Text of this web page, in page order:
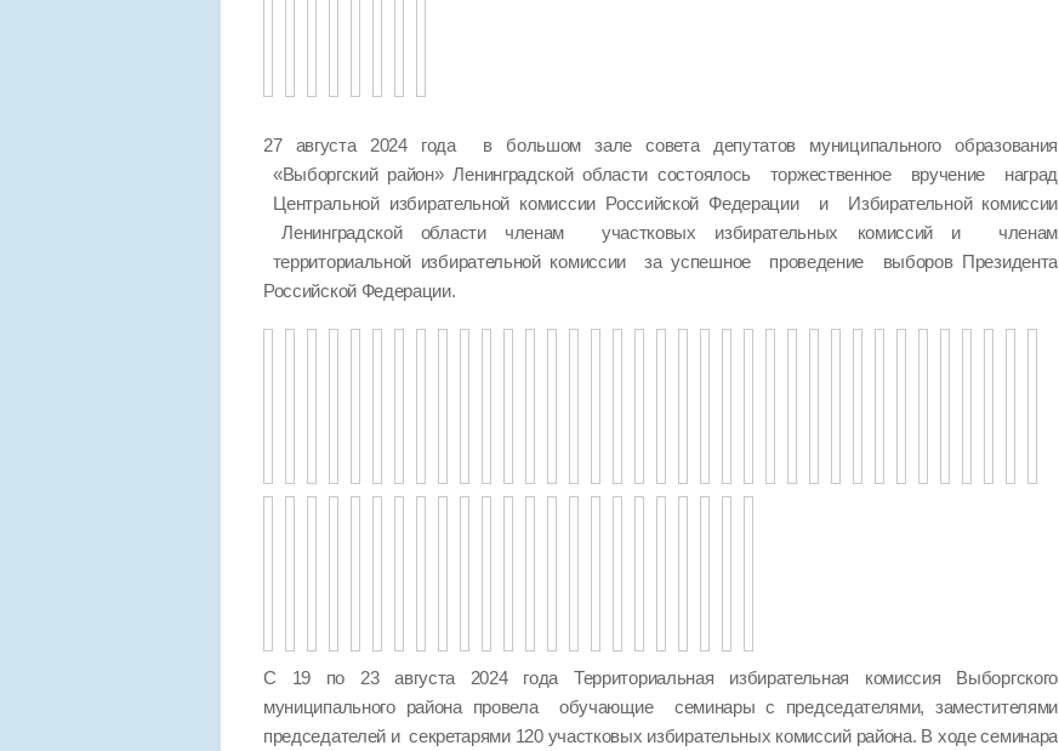
27 августа 2024 года в большом зале совета депутатов муниципального образования
«Выборгский район» Ленинградской области состоялось торжественное вручение наград
Центральной избирательной комиссии Российской Федерации и Избирательной комиссии
Ленинградской области членам участковых избирательных комиссий и членам
территориальной избирательной комиссии за успешное проведение выборов Президента
Российской Федерации.
С 19 по 23 августа 2024 года Территориальная избирательная комиссия Выборгского
муниципального района провела обучающие семинары с председателями, заместителями
председателей и секретарями 120 участковых избирательных комиссий района. В ходе семинара